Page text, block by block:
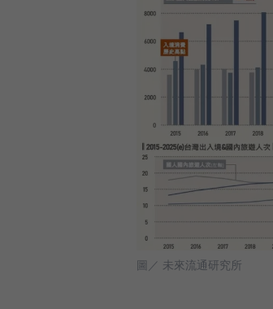
圖／ 未來流通研究所